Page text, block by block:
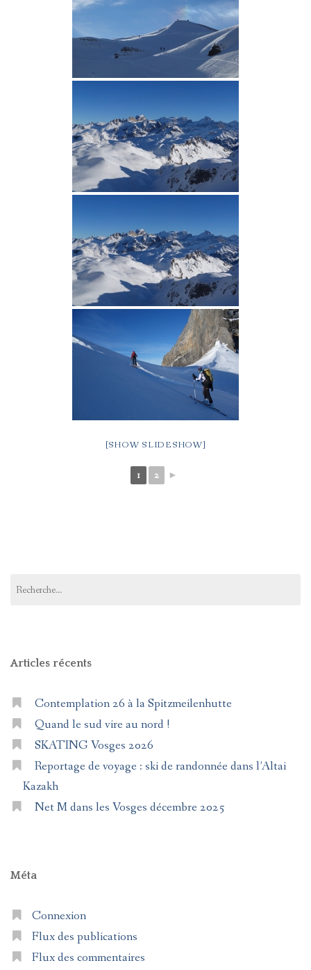
[SHOW SLIDESHOW]
1 2 ►
Articles récents
Contemplation 26 à la Spitzmeilenhutte
Quand le sud vire au nord !
SKATING Vosges 2026
Reportage de voyage : ski de randonnée dans l’Altai
Kazakh
Net M dans les Vosges décembre 2025
Méta
Connexion
Flux des publications
Flux des commentaires